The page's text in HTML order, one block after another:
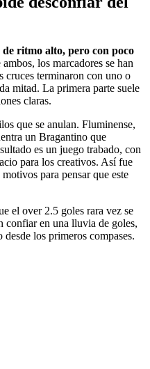
ritmo alto, pero con poco
los marcadores se han
cruces terminaron con uno o
mitad. La primera parte suele
claras.
que se anulan. Fluminense,
un Bragantino que
es un juego trabado, con
para los creativos. Así fue
para pensar que este
el over 2.5 goles rara vez se
confiar en una lluvia de goles,
los primeros compases.